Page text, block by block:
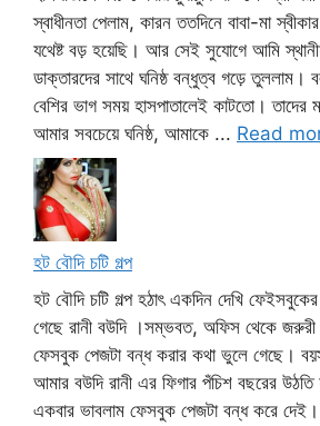
স্বাধীনতা পেলাম, কারন ততদিনে বাবা-মা
যথেষ্ট বড় হয়েছি। আর সেই সুযোগে আমি স্থানীয়
ডাক্তারদের সাথে ঘনিষ্ঠ বন্ধুত্ব গড়ে তুললাম।
বেশির ভাগ সময় হাসপাতালেই কাটতো। তাদের
আমার সবচেয়ে ঘনিষ্ঠ, আমাকে ... Read
হট বৌদি চটি গল্প
হট বৌদি চটি গল্প হঠাৎ একদিন দেখি
গেছে রানী বউদি ।সম্ভবত, অফিস থেকে
ফেসবুক পেজটা বন্ধ করার কথা ভুলে গেছে।
আমার বউদি রানী এর ফিগার পঁচিশ বছরের
একবার ভাবলাম ফেসবুক পেজটা বন্ধ করে